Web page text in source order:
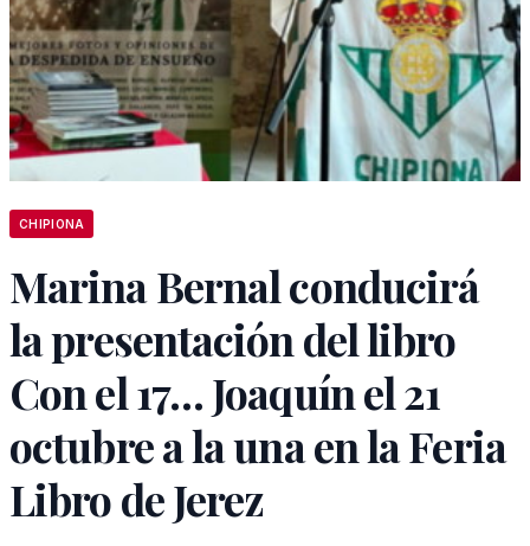
CHIPIONA
Marina Bernal conducirá
la presentación del libro
Con el 17… Joaquín el 21
octubre a la una en la Feria
Libro de Jerez